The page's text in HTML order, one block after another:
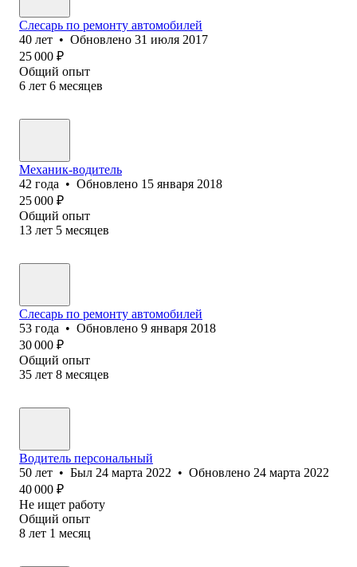
Слесарь по ремонту автомобилей
40 лет • Обновлено 31 июля 2017
25 000 ₽
Общий опыт
6 лет 6 месяцев
Механик-водитель
42 года • Обновлено 15 января 2018
25 000 ₽
Общий опыт
13 лет 5 месяцев
Слесарь по ремонту автомобилей
53 года • Обновлено 9 января 2018
30 000 ₽
Общий опыт
35 лет 8 месяцев
Водитель персональный
50 лет • Был 24 марта 2022 • Обновлено 24 марта 2022
40 000 ₽
Не ищет работу
Общий опыт
8 лет 1 месяц